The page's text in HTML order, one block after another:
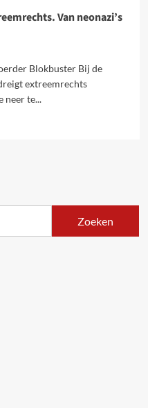
Van neonazi’s
Blokbuster Bij de
extreemrechts
neer te...
Zoeken